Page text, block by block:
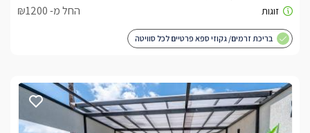
החל מ- ₪1200
בריכת זרמים/ גקוזי ספא פרטיים לכל סוויטה